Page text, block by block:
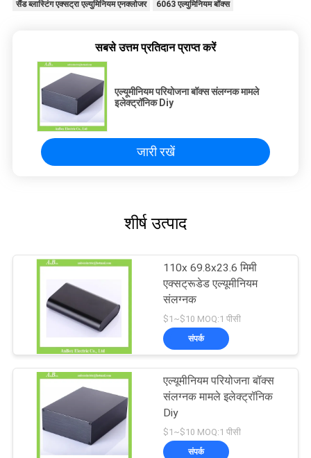
सैंड ब्लास्टिंग एक्सट्रा एल्युमिनियम एनक्लोजर
6063 एल्युमिनियम बॉक्स
सबसे उत्तम प्रतिदान प्राप्त करें
एल्यूमीनियम परियोजना बॉक्स संलग्नक मामले
इलेक्ट्रॉनिक Diy
जारी रखें
शीर्ष उत्पाद
110x 69.8x23.6 मिमी
एक्सट्रूडेड एल्यूमीनियम
संलग्नक
$1~$10 MOQ:1 पीसी
संपर्क
एल्यूमीनियम परियोजना बॉक्स
संलग्नक मामले इलेक्ट्रॉनिक
Diy
$1~$10 MOQ:1 पीसी
संपर्क